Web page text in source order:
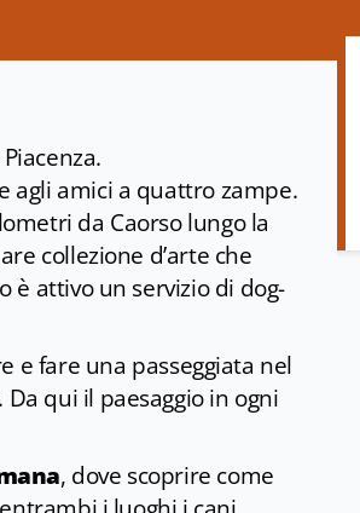
agli amici a quattro zampe.
da Caorso lungo la
collezione d’arte che
è attivo un servizio di dog-
e fare una passeggiata nel
. Da qui il paesaggio in ogni
, dove scoprire come